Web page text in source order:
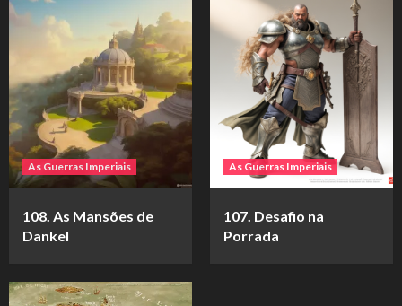
As Guerras Imperiais
108. As Mansões de
Dankel
As Guerras Imperiais
107. Desafio na
Porrada